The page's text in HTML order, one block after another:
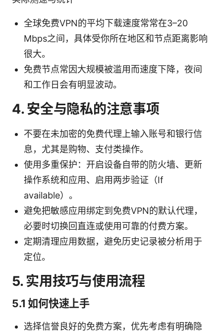
全球免费VPN的平均下载速度常常在3–20
Mbps之间，具体受你所在地区和节点距离影响
很大。
免费节点常因大规模被滥用而速度下降，夜间
和工作日会有明显波动。
4. 安全与隐私的注意事项
不要在未加密的免费代理上输入账号和银行信
息，尤其是购物、支付类操作。
使用多重保护：开启设备自带的防火墙、更新
操作系统和应用、启用两步验证（If
available）。
避免把敏感应用绑定到免费VPN的默认代理，
必要时切换回直连或使用可靠的付费方案。
定期清理应用数据，避免历史记录被分析用于
定位。
5. 实用技巧与使用流程
5.1 如何快速上手
选择信誉良好的免费方案，优先考虑有明确隐